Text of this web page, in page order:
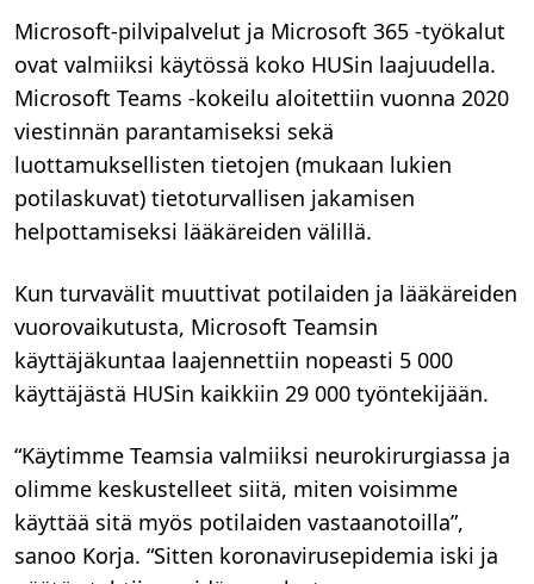
Microsoft-pilvipalvelut ja Microsoft 365 -työkalut
ovat valmiiksi käytössä koko HUSin laajuudella.
Microsoft Teams -kokeilu aloitettiin vuonna 2020
viestinnän parantamiseksi sekä
luottamuksellisten tietojen (mukaan lukien
potilaskuvat) tietoturvallisen jakamisen
helpottamiseksi lääkäreiden välillä.
Kun turvavälit muuttivat potilaiden ja lääkäreiden
vuorovaikutusta, Microsoft Teamsin
käyttäjäkuntaa laajennettiin nopeasti 5 000
käyttäjästä HUSin kaikkiin 29 000 työntekijään.
“Käytimme Teamsia valmiiksi neurokirurgiassa ja
olimme keskustelleet siitä, miten voisimme
käyttää sitä myös potilaiden vastaanotoilla”,
sanoo Korja. “Sitten koronavirusepidemia iski ja